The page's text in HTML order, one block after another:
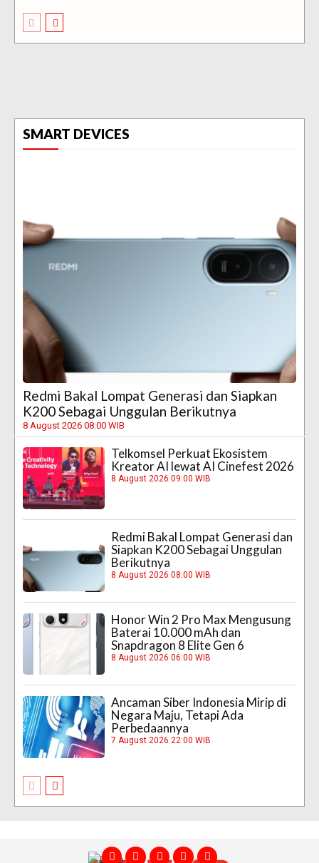
SMART DEVICES
Redmi Bakal Lompat Generasi dan Siapkan
K200 Sebagai Unggulan Berikutnya
8 August 2026 08:00 WIB
Telkomsel Perkuat Ekosistem
Kreator AI lewat AI Cinefest 2026
8 August 2026 09:00 WIB
Redmi Bakal Lompat Generasi dan
Siapkan K200 Sebagai Unggulan
Berikutnya
8 August 2026 08:00 WIB
Honor Win 2 Pro Max Mengusung
Baterai 10.000 mAh dan
Snapdragon 8 Elite Gen 6
8 August 2026 06:00 WIB
Ancaman Siber Indonesia Mirip di
Negara Maju, Tetapi Ada
Perbedaannya
7 August 2026 22:00 WIB